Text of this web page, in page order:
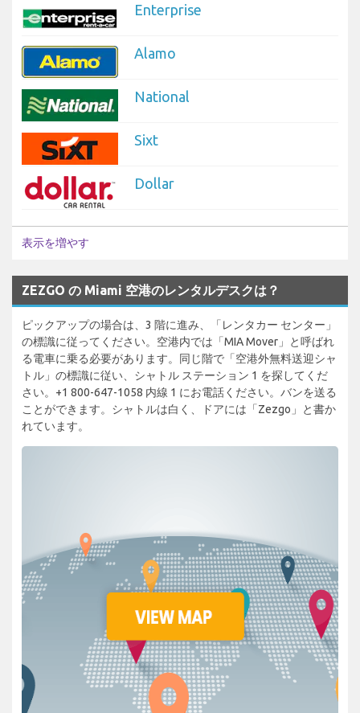
Enterprise
Alamo
National
Sixt
Dollar
表示を増やす
ZEZGO の Miami 空港のレンタルデスクは？
ピックアップの場合は、3 階に進み、「レンタカー センター」
の標識に従ってください。空港内では「MIA Mover」と呼ばれ
る電車に乗る必要があります。同じ階で「空港外無料送迎シャ
トル」の標識に従い、シャトル ステーション 1 を探してくだ
さい。+1 800-647-1058 内線 1 にお電話ください。バンを送る
ことができます。シャトルは白く、ドアには「Zezgo」と書か
れています。